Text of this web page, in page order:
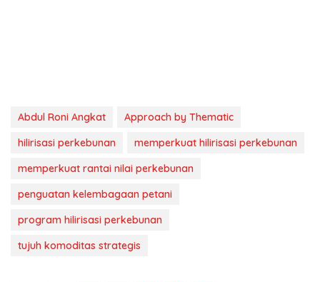
Abdul Roni Angkat
Approach by Thematic
hilirisasi perkebunan
memperkuat hilirisasi perkebunan
memperkuat rantai nilai perkebunan
penguatan kelembagaan petani
program hilirisasi perkebunan
tujuh komoditas strategis